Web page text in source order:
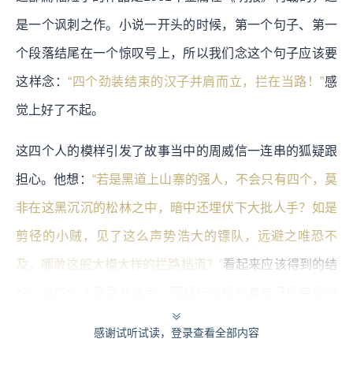
是一个讽刺之作。小说一开头的时候，第一个句子、第一
个段落结尾在一个惊叹号上，所以我们念这个句子应该要
这样念：“四个劲装结束的汉子并肩而立，拦在当路！”感
觉上好了不起。
这四个人的模样引发了故事当中的周威信一连串的狐疑跟
担心。他想： “若是黑道上山寨的强人，不会只有四个，莫
非在这黑沉沉的松林之中，暗中还埋伏下大批人手？如是
剪径的小贼，见了这么声势浩大的镖队，远避之唯恐不
及，哪敢这般大模大样的拦路挡道？”看起来应该得到的结
感谢试听试读，登录查看全部内容